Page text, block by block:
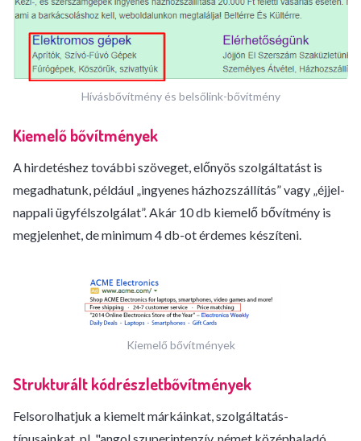
Hívásbővítmény és belsőlink-bővítmény
Kiemelő bővítmények
A hirdetéshez további szöveget, előnyös szolgáltatást is
megadhatunk, például „ingyenes házhozszállítás” vagy „éjjel-
nappali ügyfélszolgálat”. Akár 10 db kiemelő bővítmény is
megjelenhet, de minimum 4 db-ot érdemes készíteni.
Kiemelő bővítmények
Strukturált kódrészletbővítmények
Felsorolhatjuk a kiemelt márkáinkat, szolgáltatás-
típusainkat, pl. "angol szuperintenzív, német középhaladó,